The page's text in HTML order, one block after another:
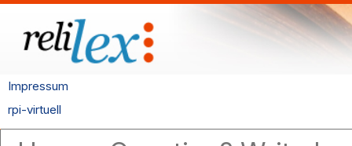
Impressum
rpi-virtuell